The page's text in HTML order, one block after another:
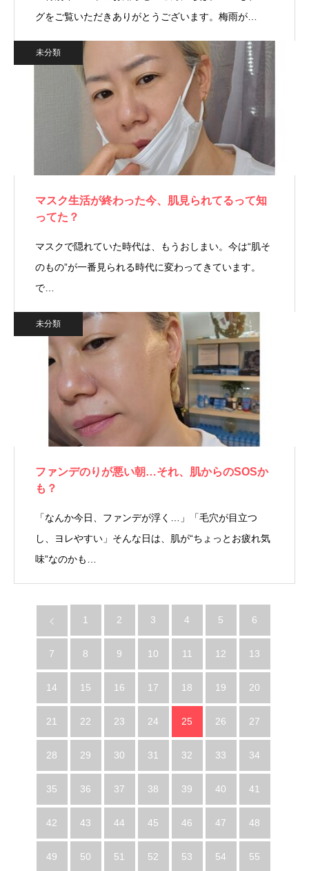
グをご覧いただきありがとうございます。梅雨が…
未分類
マスク生活が終わった今、肌見られてるって知
ってた？
マスクで隠れていた時代は、もうおしまい。今は“肌そ
のもの”が一番見られる時代に変わってきています。
で…
未分類
ファンデのりが悪い朝…それ、肌からのSOSか
も？
「なんか今日、ファンデが浮く…」「毛穴が目立つ
し、ヨレやすい」そんな日は、肌が“ちょっとお疲れ気
味”なのかも…
1 2 3 4 5 6
7 8 9 10 11 12 13
14 15 16 17 18 19 20
21 22 23 24 25 26 27
28 29 30 31 32 33 34
35 36 37 38 39 40 41
42 43 44 45 46 47 48
49 50 51 52 53 54 55